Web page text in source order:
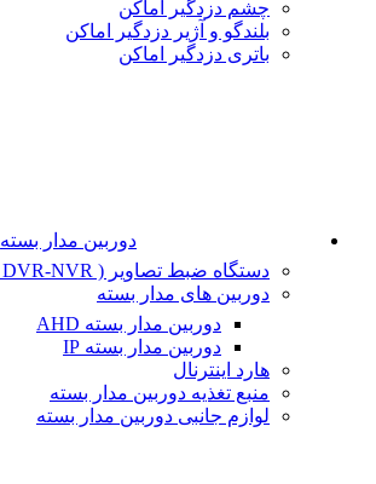
چشم دزدگیر اماکن
بلندگو و آژیر دزدگیر اماکن
باتری دزدگیر اماکن
دوربین مدار بسته
دستگاه ضبط تصاویر ( DVR-NVR )
دوربین های مدار بسته
دوربین مدار بسته AHD
دوربین مدار بسته IP
هارد اینترنال
منبع تغذیه دوربین مدار بسته
لوازم جانبی دوربین مدار بسته